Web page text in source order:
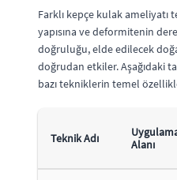
Farklı kepçe kulak ameliyatı
yapısına ve deformitenin
doğruluğu, elde edilecek
doğrudan etkiler. Aşağıdaki
bazı tekniklerin temel
Teknik Adı
Alanı